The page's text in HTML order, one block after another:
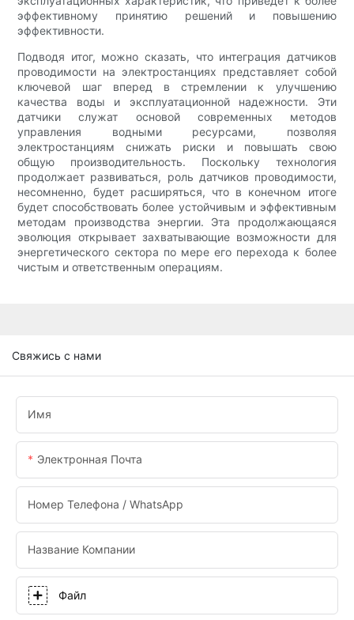
эффективному принятию решений и повышению
эффективности.
Подводя итог, можно сказать, что интеграция датчиков
проводимости на электростанциях представляет собой
ключевой шаг вперед в стремлении к улучшению
качества воды и эксплуатационной надежности. Эти
датчики служат основой современных методов
управления водными ресурсами, позволяя
электростанциям снижать риски и повышать свою
общую производительность. Поскольку технология
продолжает развиваться, роль датчиков проводимости,
несомненно, будет расширяться, что в конечном итоге
будет способствовать более устойчивым и эффективным
методам производства энергии. Эта продолжающаяся
эволюция открывает захватывающие возможности для
энергетического сектора по мере его перехода к более
чистым и ответственным операциям.
Свяжись с нами
Имя
Электронная Почта
Номер Телефона / WhatsApp
Название Компании
Файл